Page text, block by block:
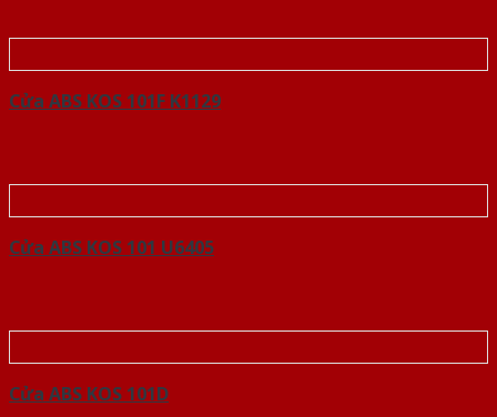
Cửa ABS KOS 101F K1129
Cửa ABS KOS 101 U6405
Cửa ABS KOS 101D